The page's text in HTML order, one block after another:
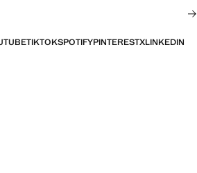
TIKTOKSPOTIFYPINTERESTXLINKEDIN